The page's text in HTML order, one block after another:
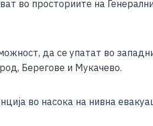
во просториите на
да се упатат во
Берегове и Мукачево.
во насока на нивна